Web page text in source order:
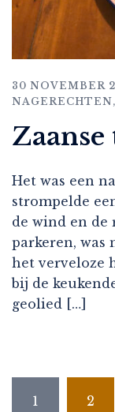
30 NOVEMBER
NAGERECHTEN
Het was een
strompelde
de wind en
parkeren, was
het verveloze
bij de
geolied […]
1 2